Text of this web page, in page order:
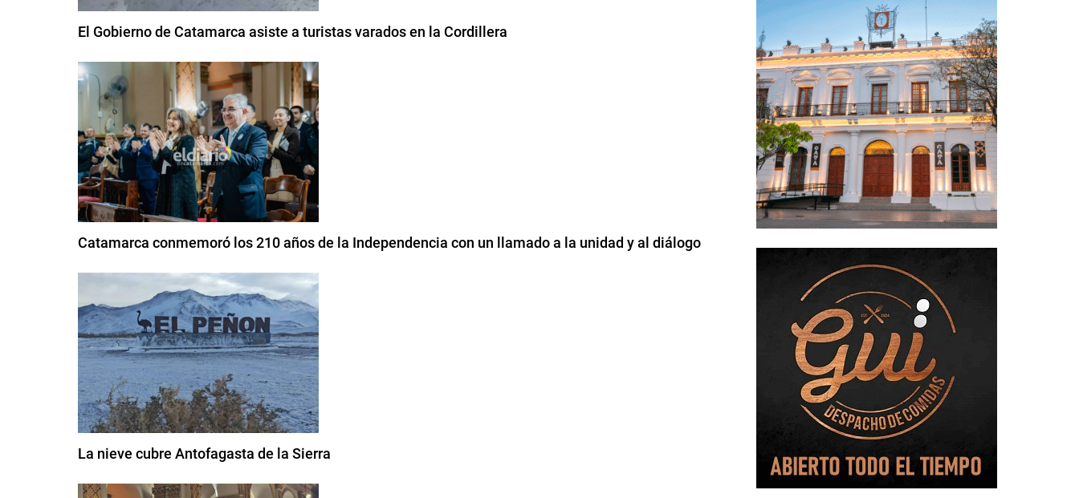
El Gobierno de Catamarca asiste a turistas varados en la Cordillera
Catamarca conmemoró los 210 años de la Independencia con un llamado a la unidad y al diálogo
La nieve cubre Antofagasta de la Sierra